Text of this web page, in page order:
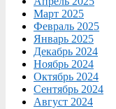
Март 2025
Февраль 2025
Январь 2025
Декабрь 2024
Ноябрь 2024
Октябрь 2024
Сентябрь 2024
Август 2024